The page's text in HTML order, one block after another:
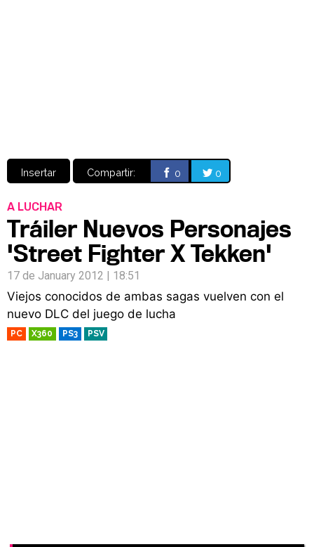
Insertar Compartir: 0 0
A LUCHAR
Tráiler Nuevos Personajes
'Street Fighter X Tekken'
17 de January 2012 | 18:51
Viejos conocidos de ambas sagas vuelven con el
nuevo DLC del juego de lucha
PC X360 PS3 PSV